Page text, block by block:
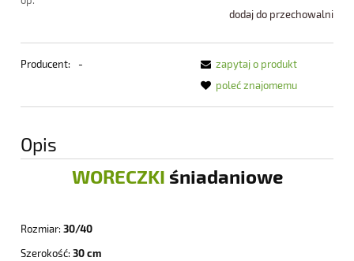
dodaj do przechowalni
Producent: -
zapytaj o produkt
poleć znajomemu
Opis
WORECZKI śniadaniowe
Rozmiar: 30/40
Szerokość: 30 cm